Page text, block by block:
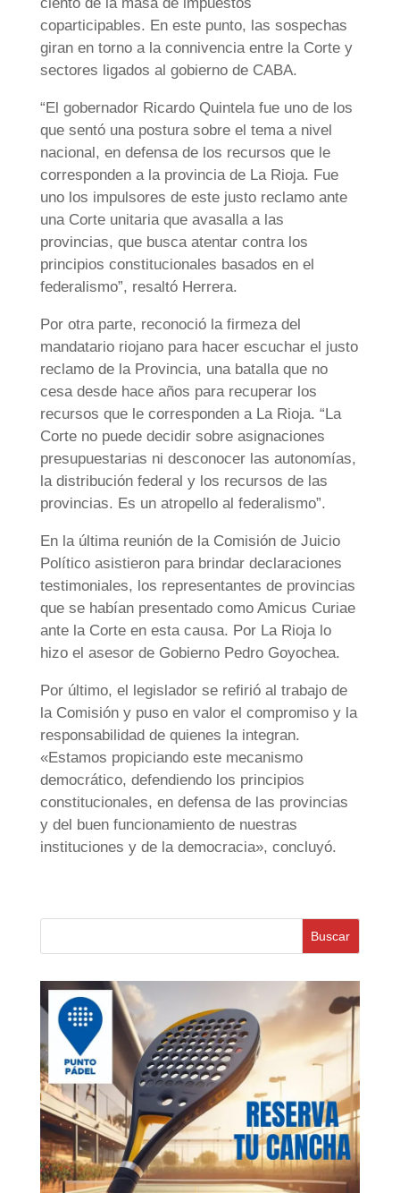
coparticipables. En este punto, las sospechas
giran en torno a la connivencia entre la Corte y
sectores ligados al gobierno de CABA.
“El gobernador Ricardo Quintela fue uno de los
que sentó una postura sobre el tema a nivel
nacional, en defensa de los recursos que le
corresponden a la provincia de La Rioja. Fue
uno los impulsores de este justo reclamo ante
una Corte unitaria que avasalla a las
provincias, que busca atentar contra los
principios constitucionales basados en el
federalismo”, resaltó Herrera.
Por otra parte, reconoció la firmeza del
mandatario riojano para hacer escuchar el justo
reclamo de la Provincia, una batalla que no
cesa desde hace años para recuperar los
recursos que le corresponden a La Rioja. “La
Corte no puede decidir sobre asignaciones
presupuestarias ni desconocer las autonomías,
la distribución federal y los recursos de las
provincias. Es un atropello al federalismo”.
En la última reunión de la Comisión de Juicio
Político asistieron para brindar declaraciones
testimoniales, los representantes de provincias
que se habían presentado como Amicus Curiae
ante la Corte en esta causa. Por La Rioja lo
hizo el asesor de Gobierno Pedro Goyochea.
Por último, el legislador se refirió al trabajo de
la Comisión y puso en valor el compromiso y la
responsabilidad de quienes la integran.
«Estamos propiciando este mecanismo
democrático, defendiendo los principios
constitucionales, en defensa de las provincias
y del buen funcionamiento de nuestras
instituciones y de la democracia», concluyó.
Buscar